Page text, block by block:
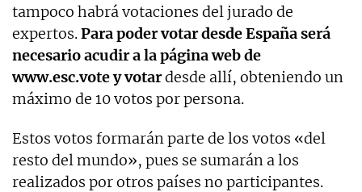
tampoco habrá votaciones del jurado de
expertos.Para poder votar desde España será
necesario acudir a la página web de
www.esc.vote y votardesde allí, obteniendo un
máximo de 10 votos por persona.
Estos votos formarán parte de los votos «del
resto del mundo», pues se sumarán a los
realizados por otros países no participantes.